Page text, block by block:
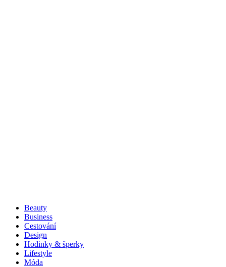
Beauty
Business
Cestování
Design
Hodinky & šperky
Lifestyle
Móda